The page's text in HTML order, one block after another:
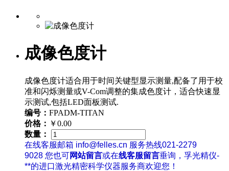
成像色度计
成像色度计适合用于时间关键型显示测量,配备了用于校
准和闪烁测量或V-Com调整的集成色度计，适合快速显
示测试,包括LED面板测试.
编号： FPADM-TITAN
价格： ￥0.00
数量：
在线客服邮箱 info@felles.cn 服务热线021-2279
9028 您也可网站留言或在线客服留言垂询，孚光精仪-
**的进口激光精密科学仪器服务商欢迎您！